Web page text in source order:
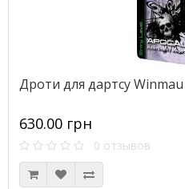
Дроти для дартсу
630.00 грн
0 отзывов